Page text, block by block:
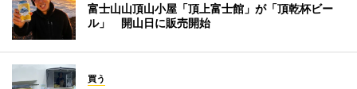
富士山山頂山小屋「頂上富士館」が「頂乾杯ビー
ル」 開山日に販売開始
買う